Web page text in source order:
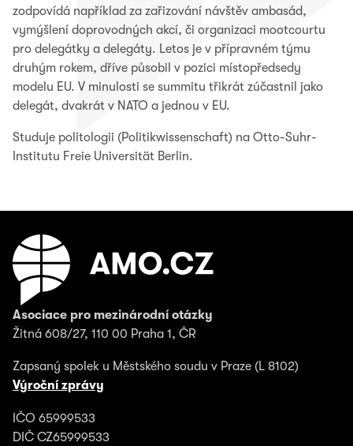
zodpovídá například za zařizování návštěv ambasád,
vymýšlení doprovodných akcí, či organizaci mootcourtu
pro delegátky a delegáty. Letos je v přípravném týmu
druhým rokem, dříve působil v pozici místopředsedy
modelu EU. V minulosti se summitu třikrát zúčastnil jako
delegát, dvakrát v NATO a jednou v EU.
Studuje politologii (Politikwissenschaft) na Otto-Suhr-
Institutu Freie Universität Berlin.
Asociace pro mezinárodní otázky
Žitná 608/27, 110 00 Praha 1, ČR
Zapsaný spolek u Městského soudu v Praze (L 8102)
Výroční zprávy
IČO 65999533
DIČ CZ65999533